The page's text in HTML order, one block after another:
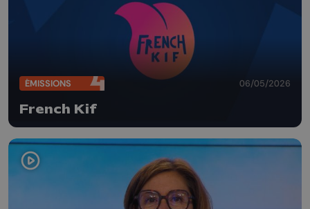
ÉMISSIONS 06/05/2026
French Kif